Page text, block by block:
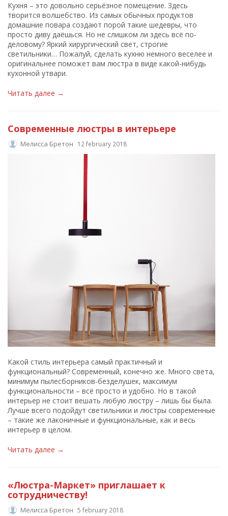
Кухня – это довольно серьёзное помещение. Здесь
творится волшебство. Из самых обычных продуктов
домашние повара создают порой такие шедевры, что
просто диву даёшься. Но не слишком ли здесь всё по-
деловому? Яркий хирургический свет, строгие
светильники… Пожалуй, сделать кухню немного веселее и
оригинальнее поможет вам люстра в виде какой-нибудь
кухонной утвари.
Читать далее →
Современные люстры в интерьере
Мелисса Бретон 12 february 2018
Какой стиль интерьера самый практичный и
функциональный? Современный, конечно же. Много света,
минимум пылесборников-безделушек, максимум
функциональности – всё просто и удобно. Но в такой
интерьер не стоит вешать любую люстру – лишь бы была.
Лучше всего подойдут светильники и люстры современные
– такие же лаконичные и функциональные, как и весь
интерьер в целом.
Читать далее →
«Люстра-Маркет» приглашает к
сотрудничеству!
Мелисса Бретон 5 february 2018